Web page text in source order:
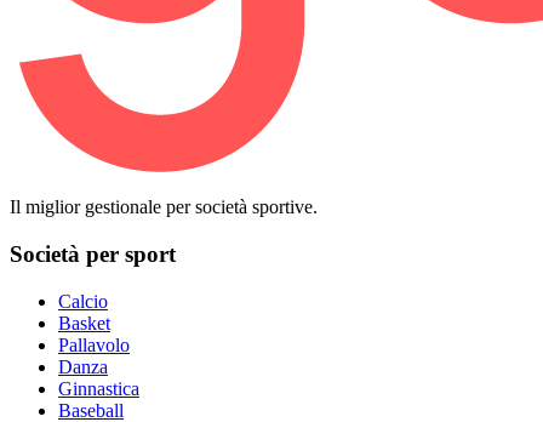
Il miglior gestionale per società sportive.
Società per sport
Calcio
Basket
Pallavolo
Danza
Ginnastica
Baseball